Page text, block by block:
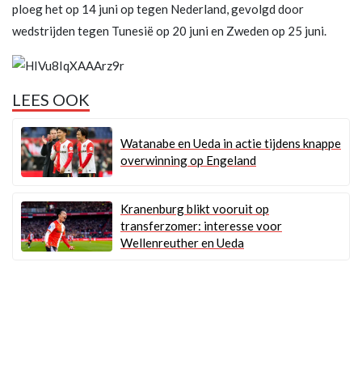
ploeg het op 14 juni op tegen Nederland, gevolgd door
wedstrijden tegen Tunesië op 20 juni en Zweden op 25 juni.
LEES OOK
Watanabe en Ueda in actie tijdens knappe
overwinning op Engeland
Kranenburg blikt vooruit op
transferzomer: interesse voor
Wellenreuther en Ueda